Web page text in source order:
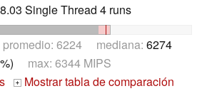
Single Thread 4 runs
6224 mediana: 6274
max: 6344 MIPS
+
Mostrar tabla de comparación